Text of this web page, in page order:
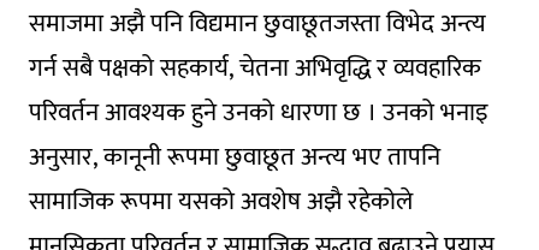
समाजमा अझै पनि विद्यमान छुवाछूतजस्ता विभेद अन्त्य
गर्न सबै पक्षको सहकार्य, चेतना अभिवृद्धि र व्यवहारिक
परिवर्तन आवश्यक हुने उनको धारणा छ । उनको भनाइ
अनुसार, कानूनी रूपमा छुवाछूत अन्त्य भए तापनि
सामाजिक रूपमा यसको अवशेष अझै रहेकोले